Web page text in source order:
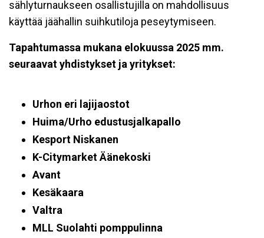
sählyturnaukseen osallistujilla on mahdollisuus
käyttää jäähallin suihkutiloja peseytymiseen.
Tapahtumassa mukana elokuussa 2025 mm.
seuraavat yhdistykset ja yritykset:
Urhon eri lajijaostot
Huima/Urho edustusjalkapallo
Kesport Niskanen
K-Citymarket Äänekoski
Avant
Kesäkaara
Valtra
MLL Suolahti pomppulinna